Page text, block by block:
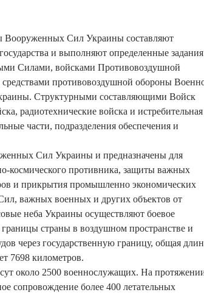
Вооруженных Сил Украины составляют
и выполняют определенные задания
Силами, войсками Противовоздушной
противовоздушной обороны
Структурными составляющими Войск
радиотехнические войска и истребительная
части, подразделения обеспечения и
Сил Украины и предназначены для
космического противника, защиты важных
и прикрытия промышленно экономических
важных военных и других объектов от
неба Украины осуществляют боевое
страны в воздушном пространстве и
через государственную границу, общая
7698 километров.
около 2500 военнослужащих. На
сопровождение более 400 летательных